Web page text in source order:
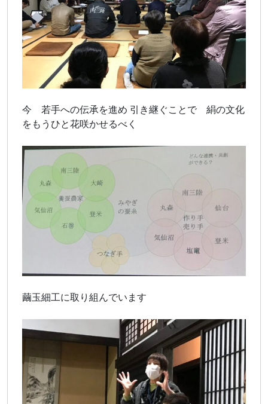
今 若手への伝承を進め 引き継ぐことで 絹の文化
をもうひと花咲かせるべく
繭玉細工に取り組んでいます